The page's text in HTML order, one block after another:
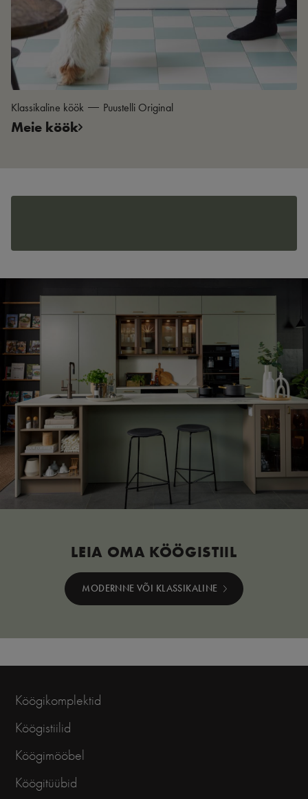
Klassikaline köök Puustelli Original
Meie köök
LEIA OMA KÖÖGISTIIL
MODERNNE VÕI KLASSIKALINE
Köögikomplektid
Köögistiilid
Köögimööbel
Köögitüübid